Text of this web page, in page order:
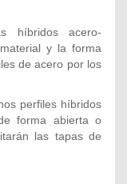
híbridos acero-
y la forma
de acero por los
perfiles híbridos
forma abierta o
las tapas de